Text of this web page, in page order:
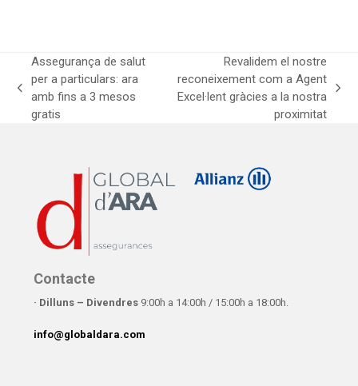
previous
post:
Assegurança de salut
per a particulars: ara
amb fins a 3 mesos
gratis
next
Revalidem el nostre
reconeixement com a Agent
Excel·lent gràcies a la nostra
proximitat
Contacte
· Dilluns – Divendres 9:00h a 14:00h / 15:00h a 18:00h.
info@globaldara.com